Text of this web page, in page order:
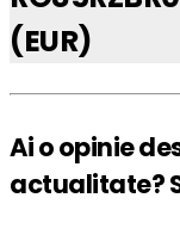
(EUR)
Ai o opinie
actualitate?